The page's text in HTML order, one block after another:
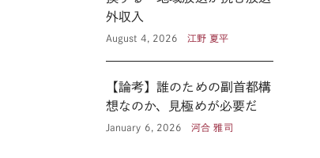
外収入
August 4, 2026 江野 夏平
【論考】誰のための副首都構
想なのか、見極めが必要だ
January 6, 2026 河合 雅司